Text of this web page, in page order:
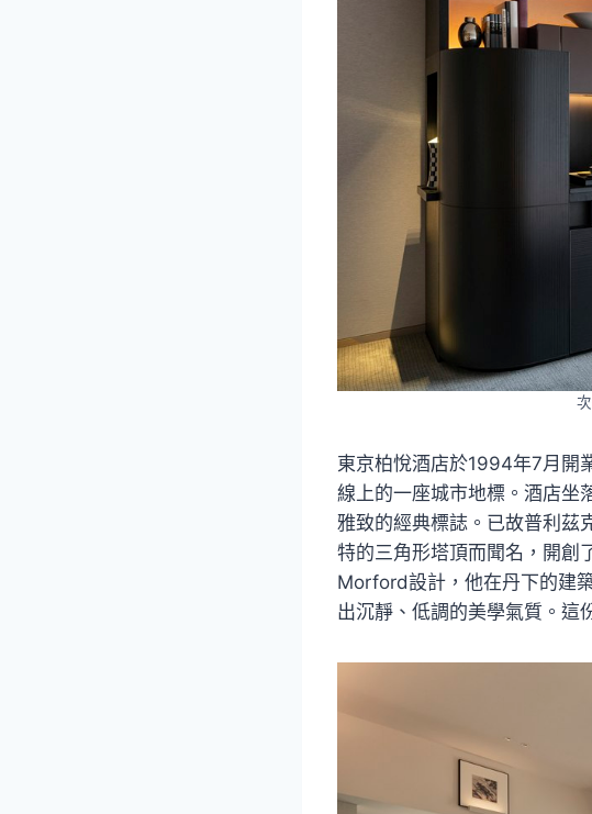
東京柏悅酒店於1994年7月開
線上的一座城市地標。酒店坐
雅致的經典標誌。已故普利茲
特的三角形塔頂而聞名，開創
Morford設計，他在丹下的建
出沉靜、低調的美學氣質。這